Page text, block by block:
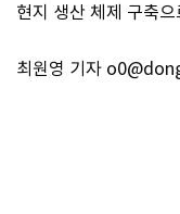
현지 생산 체제 구축
최원영 기자